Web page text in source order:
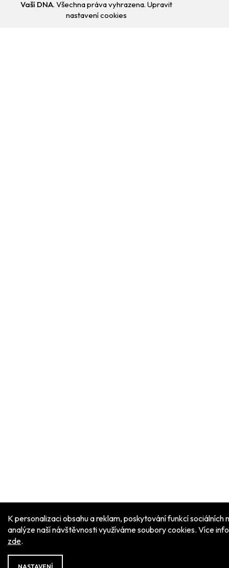
K personalizaci obsahu a reklam, poskytování funkcí sociálních
analýze naší návštěvnosti využíváme soubory cookies. Více
zde.
Vaší DNA. Všechna práva vyhrazena. Upravit
nastavení cookies